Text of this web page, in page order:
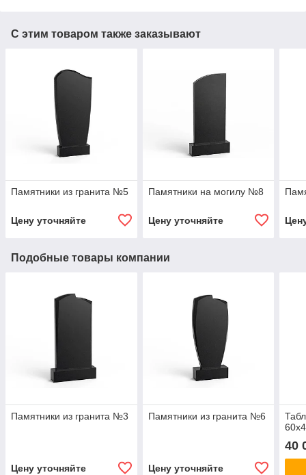
С этим товаром также заказывают
Памятники из гранита №5
Цену уточняйте
Памятники на могилу №8
Цену уточняйте
Подобные товары компании
Памятники из гранита №3
Цену уточняйте
Памятники из гранита №6
Цену уточняйте
40